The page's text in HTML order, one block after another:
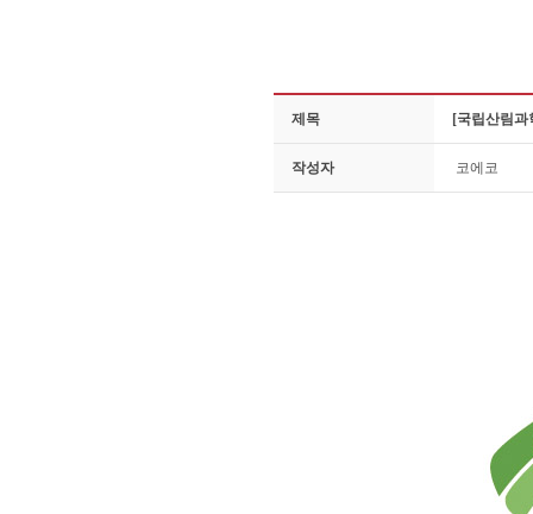
제목 [국립산림
작성자 코에코